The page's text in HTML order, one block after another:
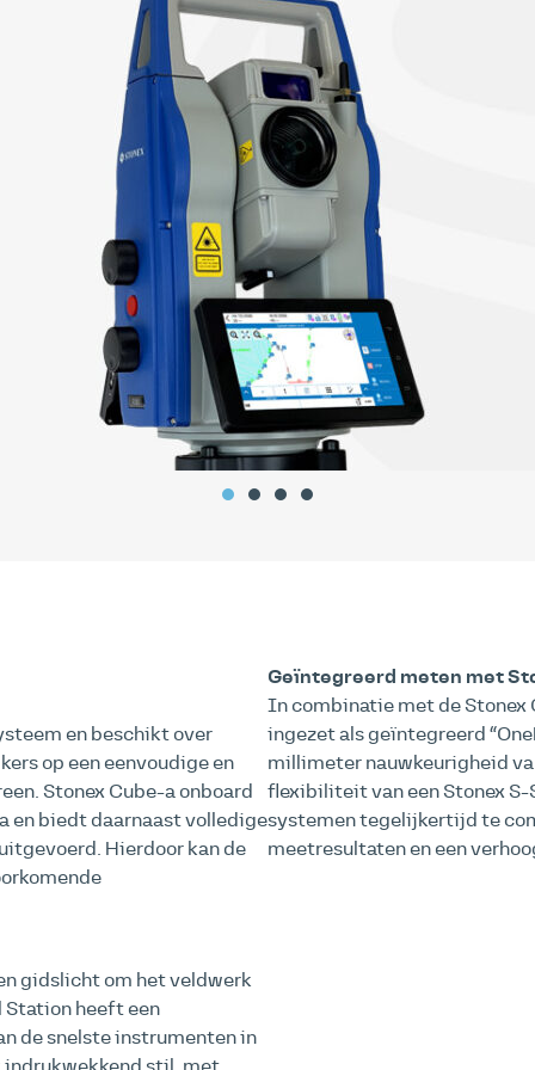
en beschikt over
op een eenvoudige en
Stonex Cube-a onboard
en biedt daarnaast volledige
Hierdoor kan de
gidslicht om het veldwerk
Station heeft een
de snelste instrumenten in
Geïntegreerd meten met
In combinatie met de Stonex
ingezet als geïntegreerd
millimeter nauwkeurigheid
flexibiliteit van een Stonex S-
systemen tegelijkertijd te
meetresultaten en een